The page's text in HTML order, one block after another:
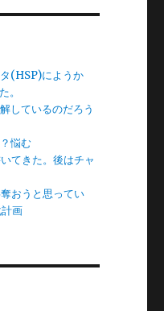
タ(HSP)にようか
。
しているのだろう
悩む
てきた。後はチャ
おうと思ってい
画